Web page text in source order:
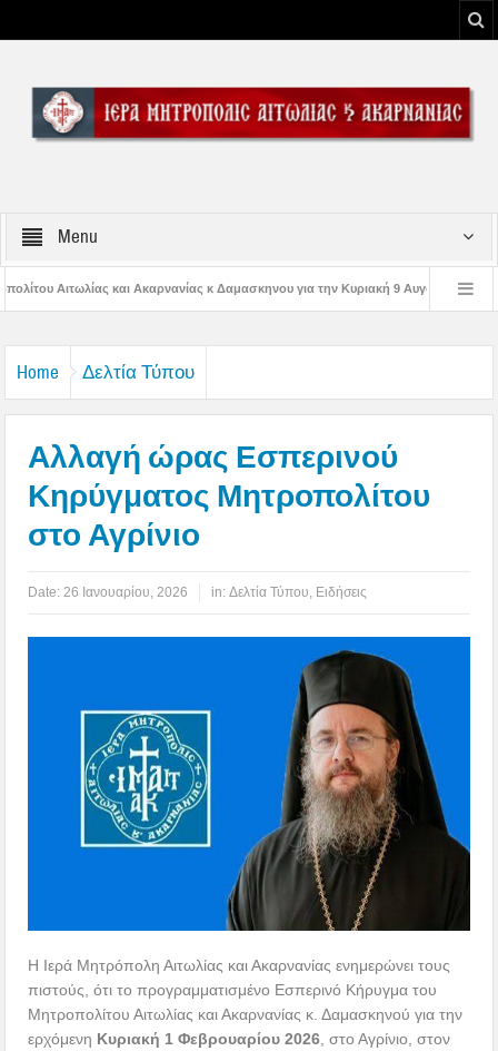
Menu
κ Δαμασκηνου για την Κυριακή 9 Αυγούστου 2026 Η εορτή της
Home Δελτία Τύπου
Αλλαγή ώρας Εσπερινού
Κηρύγματος Μητροπολίτου
στο Αγρίνιο
Date: 26 Ιανουαρίου, 2026 in:Δελτία Τύπου Ειδήσεις
Η Ιερά Μητρόπολη Αιτωλίας και Ακαρνανίας ενημερώνει τους
πιστούς, ότι το προγραμματισμένο Εσπερινό Κήρυγμα του
Μητροπολίτου Αιτωλίας και Ακαρνανίας κ. Δαμασκηνού για την
ερχόμενη Κυριακή 1 Φεβρουαρίου 2026, στο Αγρίνιο, στον